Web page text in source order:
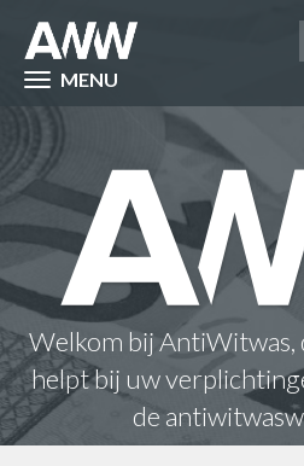
MENU
Welkom bij AntiWitwas,
helpt bij uw
de